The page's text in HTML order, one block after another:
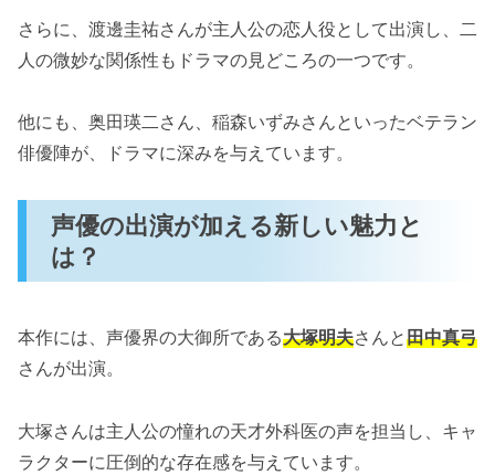
さらに、渡邊圭祐さんが主人公の恋人役として出演し、二
人の微妙な関係性もドラマの見どころの一つです。
他にも、奥田瑛二さん、稲森いずみさんといったベテラン
俳優陣が、ドラマに深みを与えています。
声優の出演が加える新しい魅力と
は？
本作には、声優界の大御所である大塚明夫さんと田中真弓
さんが出演。
大塚さんは主人公の憧れの天才外科医の声を担当し、キャ
ラクターに圧倒的な存在感を与えています。